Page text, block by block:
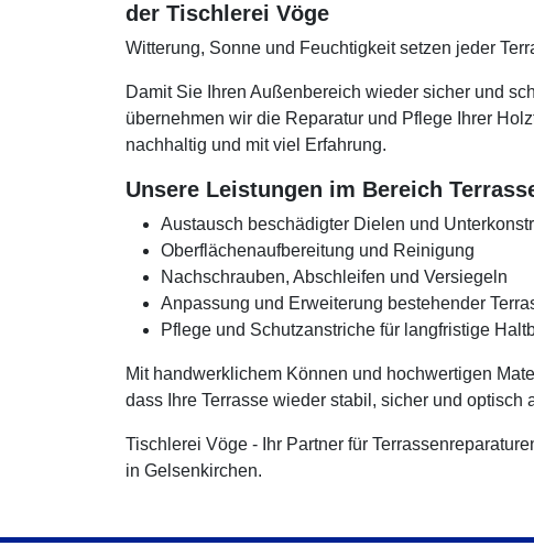
der Tischlerei Vöge
Witterung, Sonne und Feuchtigkeit setzen jeder
Damit Sie Ihren Außenbereich wieder sicher und
übernehmen wir die Reparatur und Pflege Ihrer
nachhaltig und mit viel Erfahrung.
Unsere Leistungen im Bereich
Austausch beschädigter Dielen und
Oberflächenaufbereitung und Reinigung
Nachschrauben, Abschleifen und Versiegeln
Anpassung und Erweiterung bestehender
Pflege und Schutzanstriche für langfristige
Mit handwerklichem Können und hochwertigen
dass Ihre Terrasse wieder stabil, sicher und optisch
Tischlerei Vöge - Ihr Partner für
in Gelsenkirchen.